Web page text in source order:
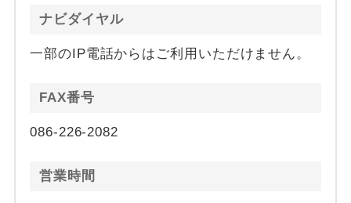
ナビダイヤル
一部のIP電話からはご利用いただけません。
FAX番号
086-226-2082
営業時間